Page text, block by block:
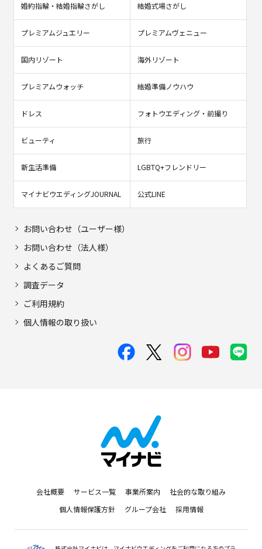
婚約指輪・結婚指輪さがし 結婚式場さがし
プレミアムジュエリー プレミアムヴェニュー
国内リゾート 海外リゾート
プレミアムウォッチ 結婚準備ノウハウ
ドレス フォトウエディング・前撮り
ビューティ 旅行
新生活準備 LGBTQ+フレンドリー
マイナビウエディングJOURNAL 公式LINE
お問い合わせ（ユーザー様）
お問い合わせ（法人様）
よくあるご質問
調査データ
ご利用規約
個人情報の取り扱い
会社概要 サービス一覧 事業所案内
社会的な取り組み
個人情報保護方針
グループ会社 採用情報